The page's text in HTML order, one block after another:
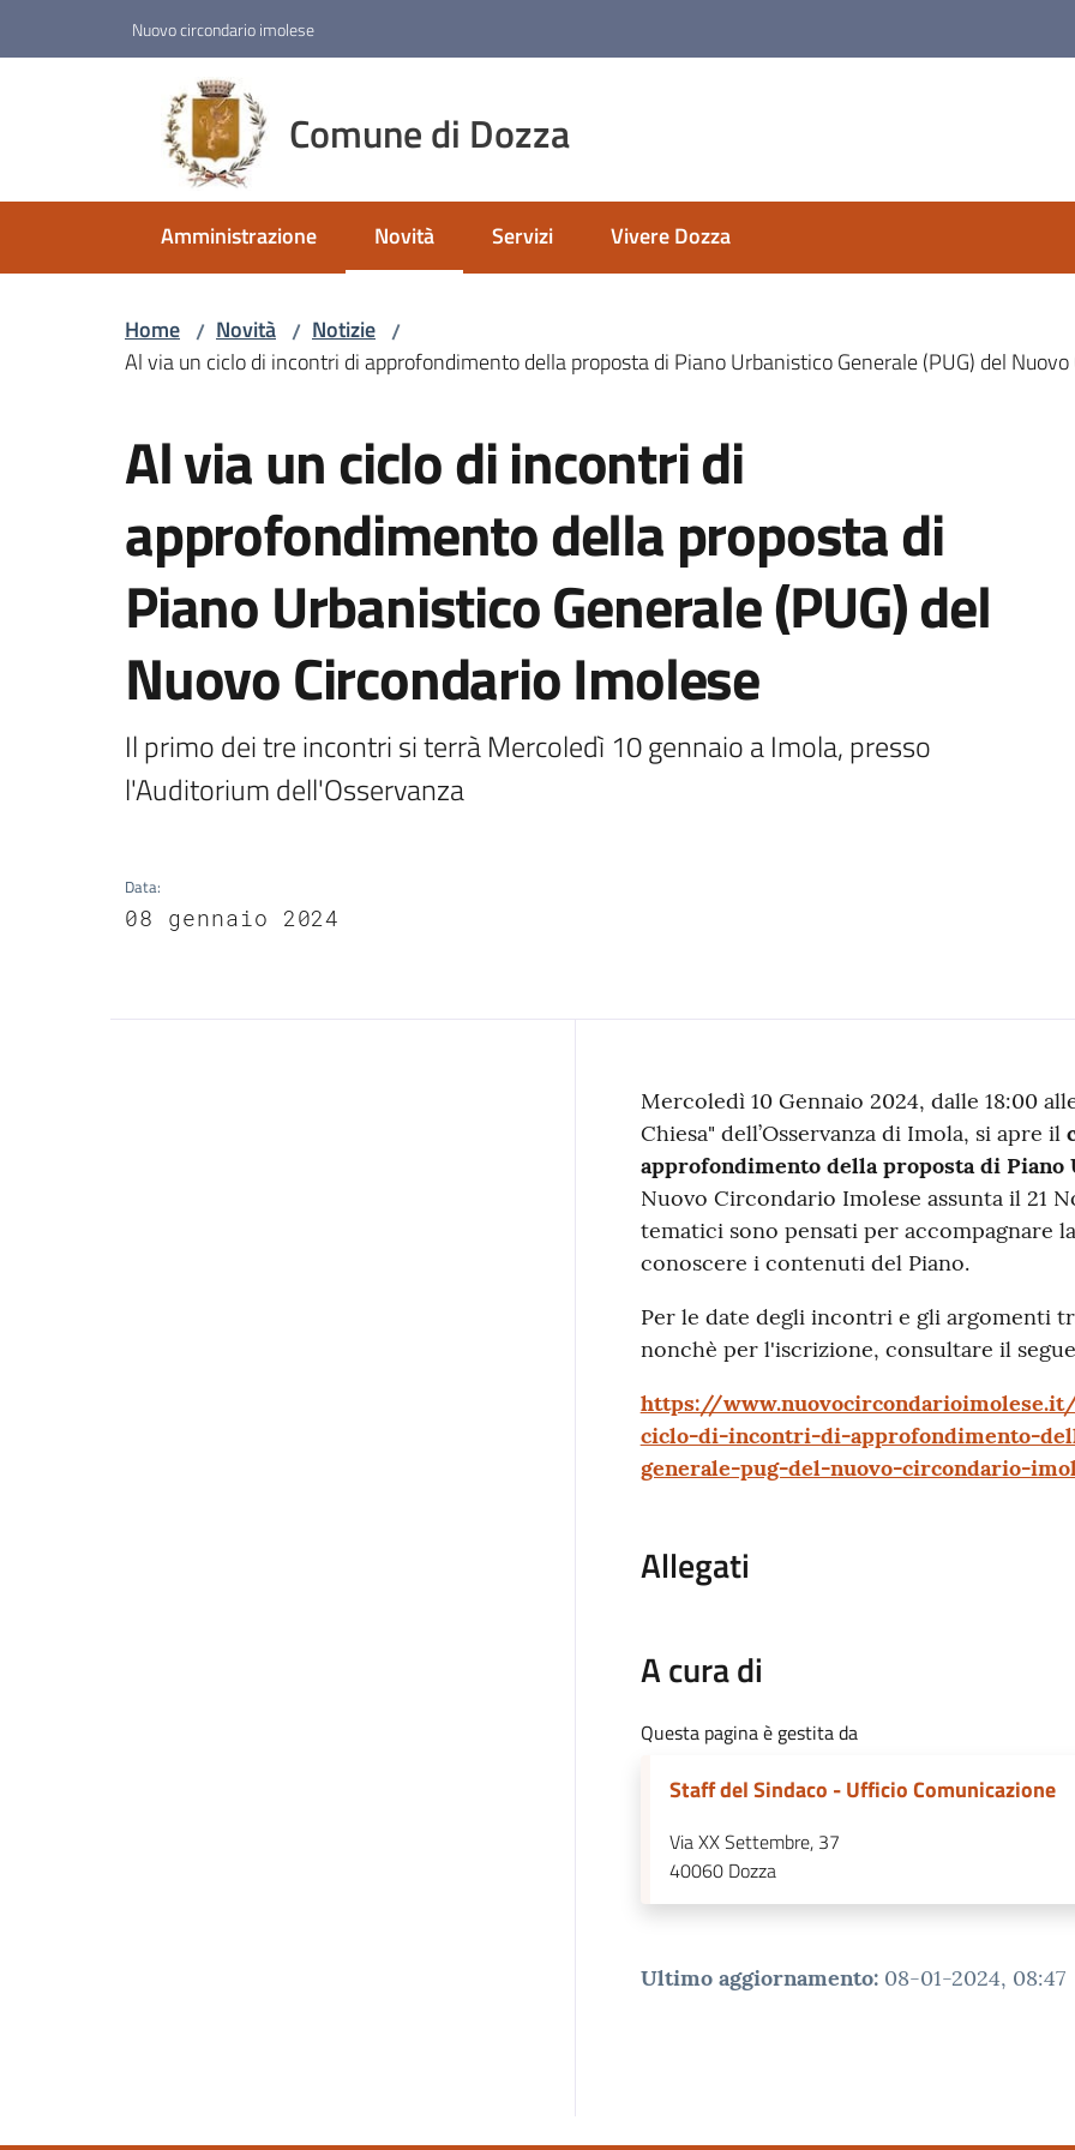
Nuovo circondario imolese
Comune di Dozza
Amministrazione Novità
Menu selezionato
Servizi Vivere Dozza
Home / Novità / Notizie /
Al via un ciclo di incontri di approfondimento della proposta di Piano Urbanistico Generale (PUG) del
Al via un ciclo di incontri di
approfondimento della proposta di
Piano Urbanistico Generale (PUG) del
Nuovo Circondario Imolese
Il primo dei tre incontri si terrà Mercoledì 10 gennaio a Imola, presso
l'Auditorium dell'Osservanza
Data:
08 gennaio 2024
Contenuto
Mercoledì 10 Gennaio 2024, dalle 18:00
Chiesa" dell’Osservanza di Imola, si apre il
approfondimento della proposta di Piano
Nuovo Circondario Imolese assunta il 21
tematici sono pensati per accompagnare
conoscere i contenuti del Piano.
Per le date degli incontri e gli argomenti
nonchè per l'iscrizione, consultare il
https://
ciclo-di-incontri-di-approfondimento-
generale-pug-del-nuovo-circondario-
Allegati
A cura di
Questa pagina è gestita da
Staff del Sindaco - Ufficio Comunicazione
Via XX Settembre, 37
40060 Dozza
Ultimo aggiornamento: 08-01-2024, 08:47